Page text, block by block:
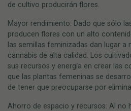
de cultivo producirán flores.
Mayor rendimiento: Dado que sólo
producen flores con un alto
las semillas feminizadas dan lugar
cannabis de alta calidad. Los
sus recursos y energía en crear las
que las plantas femeninas se
de tener que preocuparse por
Ahorro de espacio y recursos: Al no